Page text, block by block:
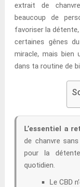
extrait de
beaucoup de
favoriser la
certaines gênes
miracle, mais bien
dans ta routine de
L’essentiel a
de chanvre
pour la
quotidien.
Le CBD